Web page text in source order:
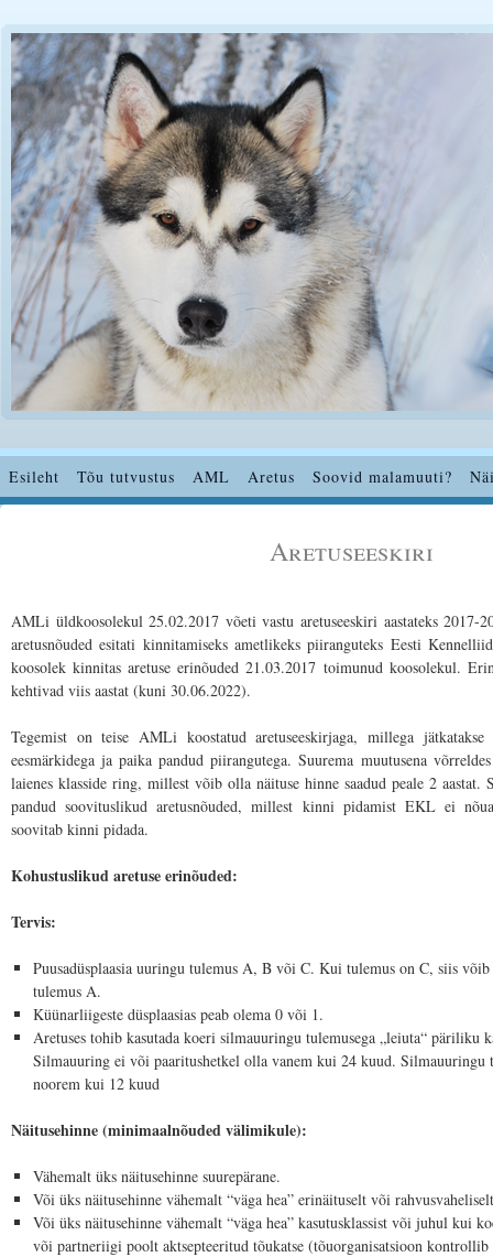
Esileht Tõu tutvustus AML Aretus Soovid malamuuti?
Aretuseeskiri
AMLi üldkoosolekul 25.02.2017 võeti vastu aretuseeskiri aastateks 2017-
aretusnõuded esitati kinnitamiseks ametlikeks piiranguteks Eesti
koosolek kinnitas aretuse erinõuded 21.03.2017 toimunud koosolekul.
kehtivad viis aastat (kuni 30.06.2022).
Tegemist on teise AMLi koostatud aretuseeskirjaga, millega jätkatakse
eesmärkidega ja paika pandud piirangutega. Suurema muutusena
laienes klasside ring, millest võib olla näituse hinne saadud peale 2 aastat.
pandud soovituslikud aretusnõuded, millest kinni pidamist EKL ei
soovitab kinni pidada.
Kohustuslikud aretuse erinõuded:
Tervis:
Puusadüsplaasia uuringu tulemus A, B või C. Kui tulemus on C, siis
tulemus A.
Küünarliigeste düsplaasias peab olema 0 või 1.
Aretuses tohib kasutada koeri silmauuringu tulemusega „leiuta“ päriliku
Silmauuring ei või paaritushetkel olla vanem kui 24 kuud. Silmauuringu
noorem kui 12 kuud
Näitusehinne (minimaalnõuded välimikule):
Vähemalt üks näitusehinne suurepärane.
Või üks näitusehinne vähemalt “väga hea” erinäituselt või
Või üks näitusehinne vähemalt “väga hea” kasutusklassist või juhul kui
või partneriigi poolt aktsepteeritud tõukatse (tõuorganisatsioon kontrollib